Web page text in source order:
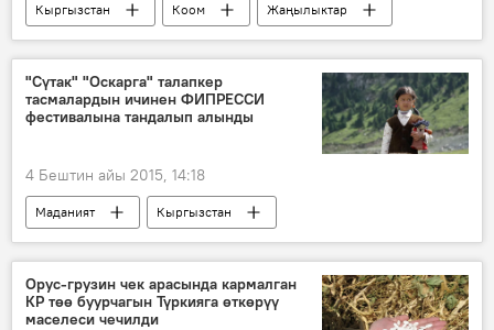
Кыргызстан Коом
Жаңылыктар
Калктын биометрикалык маалыматын чогултуу жараяны кызуу жүрүүдө
паспорт
Биометрикалык маалыматтар
каттоо
"Сүтак" "Оскарга" талапкер
тасмалардын ичинен ФИПРЕССИ
фестивалына тандалып алынды
4 Бештин айы 2015, 14:18
Маданият
Кыргызстан
Жаңылыктар
АКШ
Оскар
тасма
фестиваль
Орус-грузин чек арасында кармалган
КР төө буурчагын Түркияга өткөрүү
маселеси чечилди